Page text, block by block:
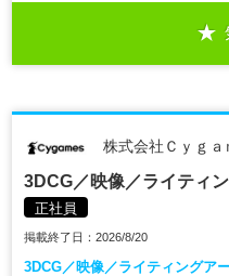
株式会社Ｃｙｇａ
3DCG／映像／ライティ
正社員
掲載終了日：2026/8/20
3DCG／映像／ライティングア